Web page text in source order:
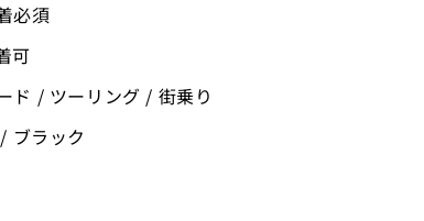
必須
可
ド / ツーリング / 街乗り
ブラック